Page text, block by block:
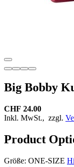
Big Bobby
CHF 24.00
Inkl. MwSt., zzgl.
Product
Größe: ONE-SIZE